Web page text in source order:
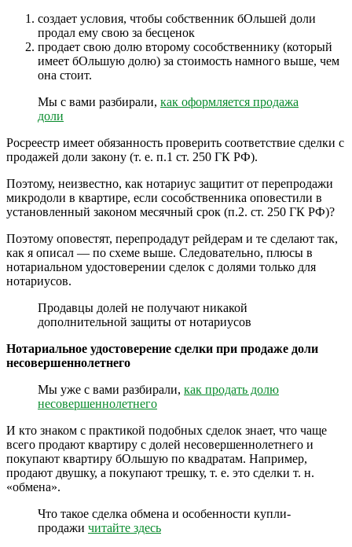
создает условия, чтобы собственник бОльшей доли
продал ему свою за бесценок
продает свою долю второму сособственнику (который
имеет бОльшую долю) за стоимость намного выше, чем
она стоит.
Мы с вами разбирали, как оформляется продажа
доли
Росреестр имеет обязанность проверить соответствие сделки с
продажей доли закону (т. е. п.1 ст. 250 ГК РФ).
Поэтому, неизвестно, как нотариус защитит от перепродажи
микродоли в квартире, если сособственника оповестили в
установленный законом месячный срок (п.2. ст. 250 ГК РФ)?
Поэтому оповестят, перепродадут рейдерам и те сделают так,
как я описал — по схеме выше. Следовательно, плюсы в
нотариальном удостоверении сделок с долями только для
нотариусов.
Продавцы долей не получают никакой
дополнительной защиты от нотариусов
Нотариальное удостоверение сделки при продаже доли
несовершеннолетнего
Мы уже с вами разбирали, как продать долю
несовершеннолетнего
И кто знаком с практикой подобных сделок знает, что чаще
всего продают квартиру с долей несовершеннолетнего и
покупают квартиру бОльшую по квадратам. Например,
продают двушку, а покупают трешку, т. е. это сделки т. н.
«обмена».
Что такое сделка обмена и особенности купли-
продажи читайте здесь